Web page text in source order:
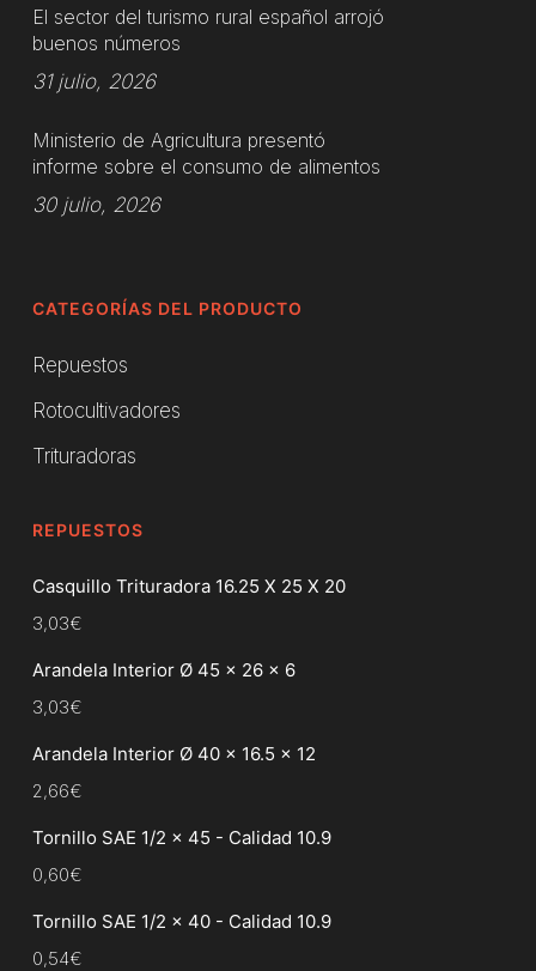
El sector del turismo rural español arrojó
buenos números
31 julio, 2026
Ministerio de Agricultura presentó
informe sobre el consumo de alimentos
30 julio, 2026
CATEGORÍAS DEL PRODUCTO
Repuestos
Rotocultivadores
Trituradoras
REPUESTOS
Casquillo Trituradora 16.25 X 25 X 20
3,03€
Arandela Interior Ø 45 x 26 x 6
3,03€
Arandela Interior Ø 40 x 16.5 x 12
2,66€
Tornillo SAE 1/2 x 45 - Calidad 10.9
0,60€
Tornillo SAE 1/2 x 40 - Calidad 10.9
0,54€